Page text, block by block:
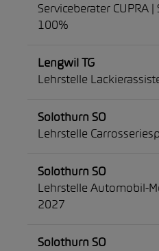
Serviceberater CUPRA
100%
Lengwil TG
Lehrstelle
Solothurn SO
Lehrstelle
Solothurn SO
Lehrstelle Automobil-
2027
Solothurn SO